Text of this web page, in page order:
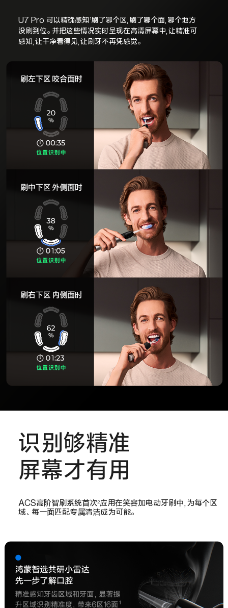
U7 Pro 可以精确感知 1 刷了哪个区,刷了哪个面,哪个地方
没刷到位。并把这些情况实时呈现在高清屏幕中,让精准可
感知,让干净看得见,让刷牙不再凭感觉。
识别够精准
屏幕才有用
ACS高阶智刷系统首次2应用在笑容加电动牙刷中,为每个区
域、每一面匹配专属清洁成为可能。